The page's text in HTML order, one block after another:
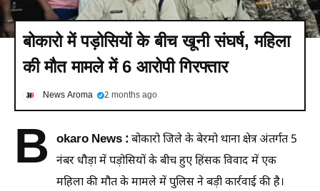
बोकारो में पड़ोसियों के बीच खूनी संघर्ष, महिला
की मौत मामले में 6 आरोपी गिरफ्तार
News Aroma 2 months ago
B okaro News :बोकारो जिले के बेरमो थाना क्षेत्र अंतर्गत 5
नंबर धौड़ा में पड़ोसियों के बीच हुए हिंसक विवाद में एक
महिला की मौत के मामले में पुलिस ने बड़ी कार्रवाई की है।